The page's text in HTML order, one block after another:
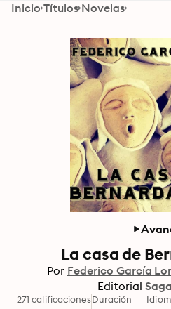
Inicio Títulos Novelas
La casa de
Por Federico García
Editorial
271 calificacionesDuración